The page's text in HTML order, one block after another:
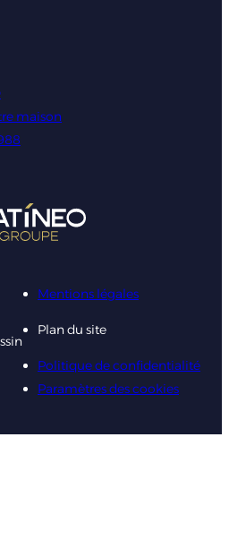
maison
Mentions légales
Plan du site
Politique de confidentialité
Paramètres des cookies